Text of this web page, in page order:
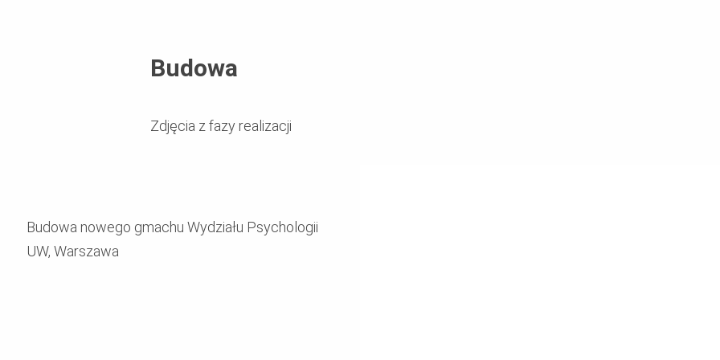
Budowa
Zdjęcia z fazy realizacji
Budowa nowego gmachu Wydziału Psychologii
UW, Warszawa